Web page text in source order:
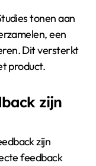
tonen aan
een
Dit versterkt
product.
zijn
zijn
feedback